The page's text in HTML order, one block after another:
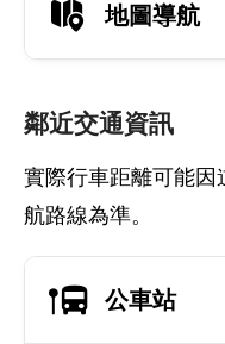
地圖導航
鄰近交通資訊
實際行車距離可能
航路線為準。
公車站